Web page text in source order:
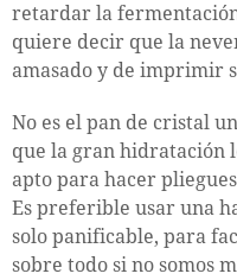
retardar la
quiere decir que la
amasado y de imprimir
No es el pan de cristal
que la gran hidratación
apto para hacer
Es preferible usar una
solo panificable, para
sobre todo si no somos